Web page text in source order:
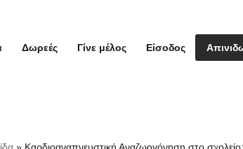
Δωρεές Γίνε μέλος Είσοδος